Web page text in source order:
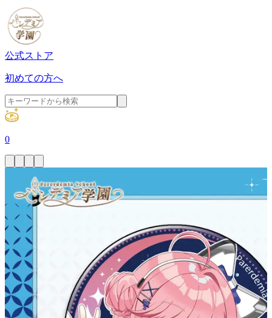
公式ストア
初めての方へ
0